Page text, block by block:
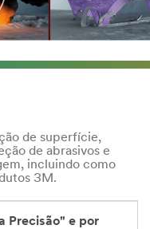
de superfície,
de abrasivos e
incluindo como
3M.
Precisão" e por